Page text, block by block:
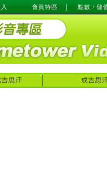
會員特區 點數 / 儲
吉思汗 成吉思